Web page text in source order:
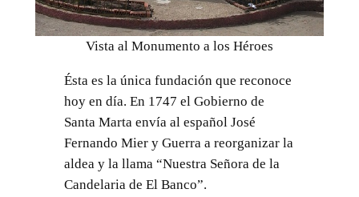
Vista al Monumento a los Héroes
Ésta es la única fundación que reconoce
hoy en día. En 1747 el Gobierno de
Santa Marta envía al español José
Fernando Mier y Guerra a reorganizar la
aldea y la llama “Nuestra Señora de la
Candelaria de El Banco”.